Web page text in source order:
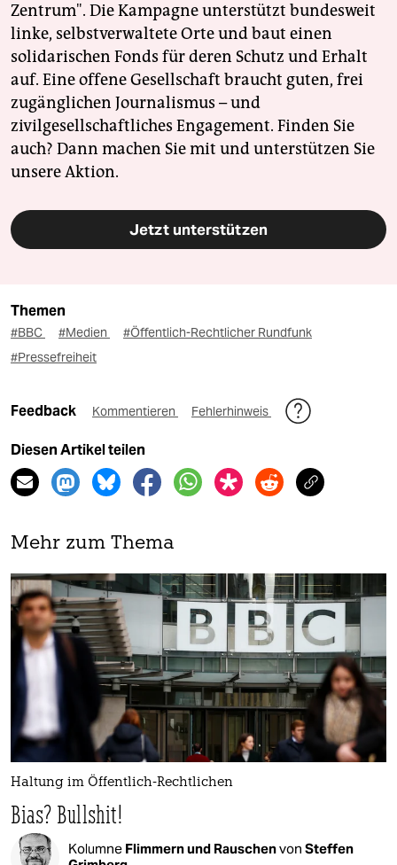
Zentrum". Die Kampagne unterstützt bundesweit
linke, selbstverwaltete Orte und baut einen
solidarischen Fonds für deren Schutz und Erhalt
auf. Eine offene Gesellschaft braucht guten, frei
zugänglichen Journalismus – und
zivilgesellschaftliches Engagement. Finden Sie
auch? Dann machen Sie mit und unterstützen Sie
unsere Aktion.
Jetzt unterstützen
Themen
#BBC #Medien
#Öffentlich-Rechtlicher Rundfunk
#Pressefreiheit
Feedback Kommentieren Fehlerhinweis
Diesen Artikel teilen
Mehr zum Thema
Haltung im Öffentlich-Rechtlichen
Bias? Bullshit!
Kolumne Flimmern und Rauschenvon Steffen